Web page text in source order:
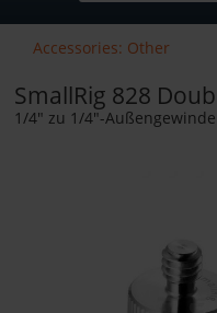
Accessories: Other
SmallRig 828
1/4" zu 1/4"-Außengewinde
from